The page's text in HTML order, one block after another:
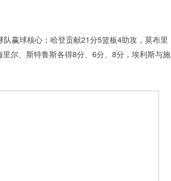
赢球核心；哈登贡献21分5篮板4助攻，莫布里
尔、斯特鲁斯各得8分、6分、8分，埃利斯与施